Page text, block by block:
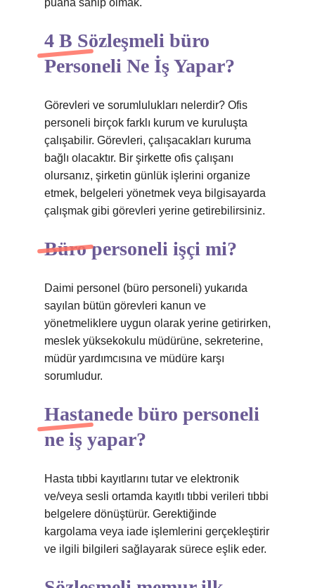
puana sahip olmak.
4 B Sözleşmeli büro
Personeli Ne İş Yapar?
Görevleri ve sorumlulukları nelerdir? Ofis
personeli birçok farklı kurum ve kuruluşta
çalışabilir. Görevleri, çalışacakları kuruma
bağlı olacaktır. Bir şirkette ofis çalışanı
olursanız, şirketin günlük işlerini organize
etmek, belgeleri yönetmek veya bilgisayarda
çalışmak gibi görevleri yerine getirebilirsiniz.
Büro personeli işçi mi?
Daimi personel (büro personeli) yukarıda
sayılan bütün görevleri kanun ve
yönetmeliklere uygun olarak yerine getirirken,
meslek yüksekokulu müdürüne, sekreterine,
müdür yardımcısına ve müdüre karşı
sorumludur.
Hastanede büro personeli
ne iş yapar?
Hasta tıbbi kayıtlarını tutar ve elektronik
ve/veya sesli ortamda kayıtlı tıbbi verileri tıbbi
belgelere dönüştürür. Gerektiğinde
kargolama veya iade işlemlerini gerçekleştirir
ve ilgili bilgileri sağlayarak sürece eşlik eder.